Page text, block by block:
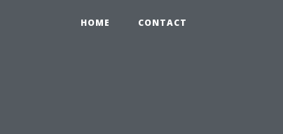
HOME CONTACT